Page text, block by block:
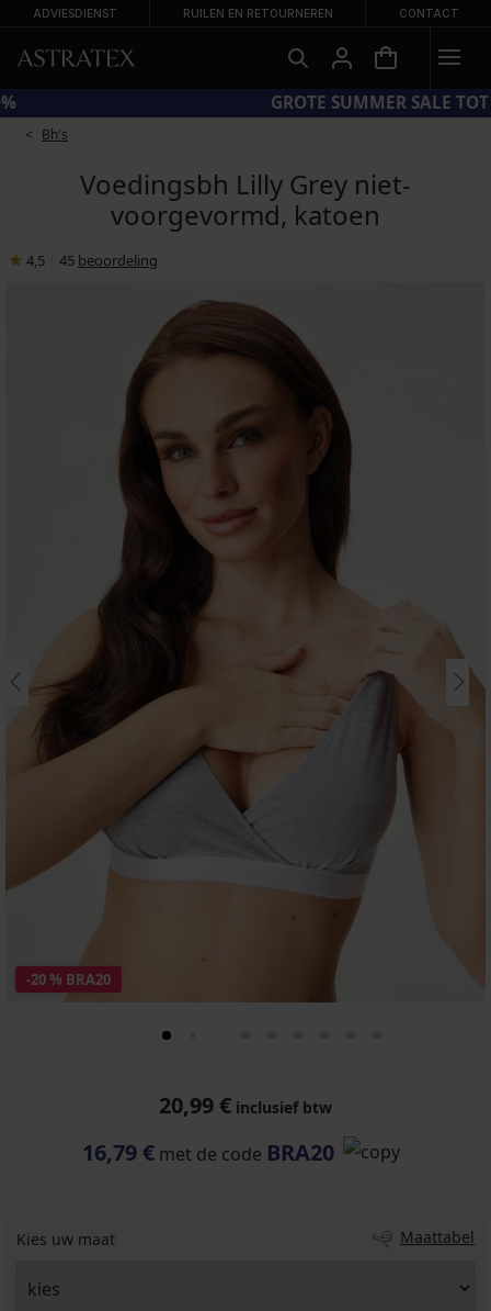
ADVIESDIENST RUILEN EN RETOURNEREN CONTACT
CODE BRA20 = BH'S -20%
Bh's
Voedingsbh Lilly Grey niet-
voorgevormd, katoen
4,5 45 beoordeling
-20 % BRA20
20,99 € inclusief btw
16,79 € met de code BRA20
Kies uw maat Maattabel